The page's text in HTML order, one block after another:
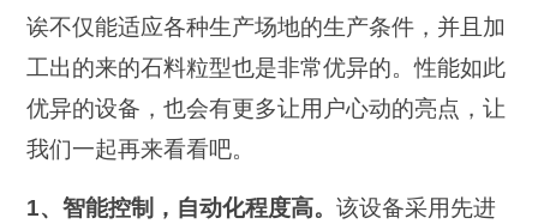
诶不仅能适应各种生产场地的生产条件，并且加
工出的来的石料粒型也是非常优异的。性能如此
优异的设备，也会有更多让用户心动的亮点，让
我们一起再来看看吧。
1、智能控制，自动化程度高。 该设备采用先进